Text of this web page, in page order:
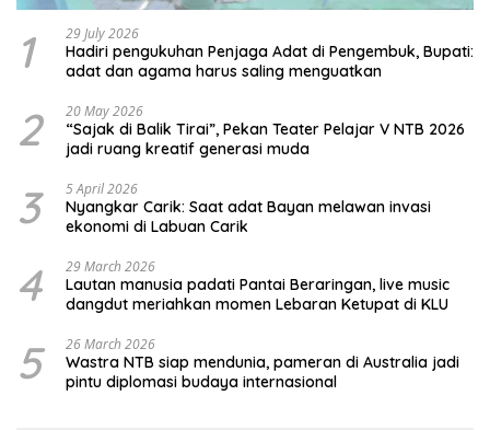
1 29 July 2026
Hadiri pengukuhan Penjaga Adat di Pengembuk, Bupati:
adat dan agama harus saling menguatkan
2 20 May 2026
“Sajak di Balik Tirai”, Pekan Teater Pelajar V NTB 2026
jadi ruang kreatif generasi muda
3 5 April 2026
Nyangkar Carik: Saat adat Bayan melawan invasi
ekonomi di Labuan Carik
4 29 March 2026
Lautan manusia padati Pantai Beraringan, live music
dangdut meriahkan momen Lebaran Ketupat di KLU
5 26 March 2026
Wastra NTB siap mendunia, pameran di Australia jadi
pintu diplomasi budaya internasional